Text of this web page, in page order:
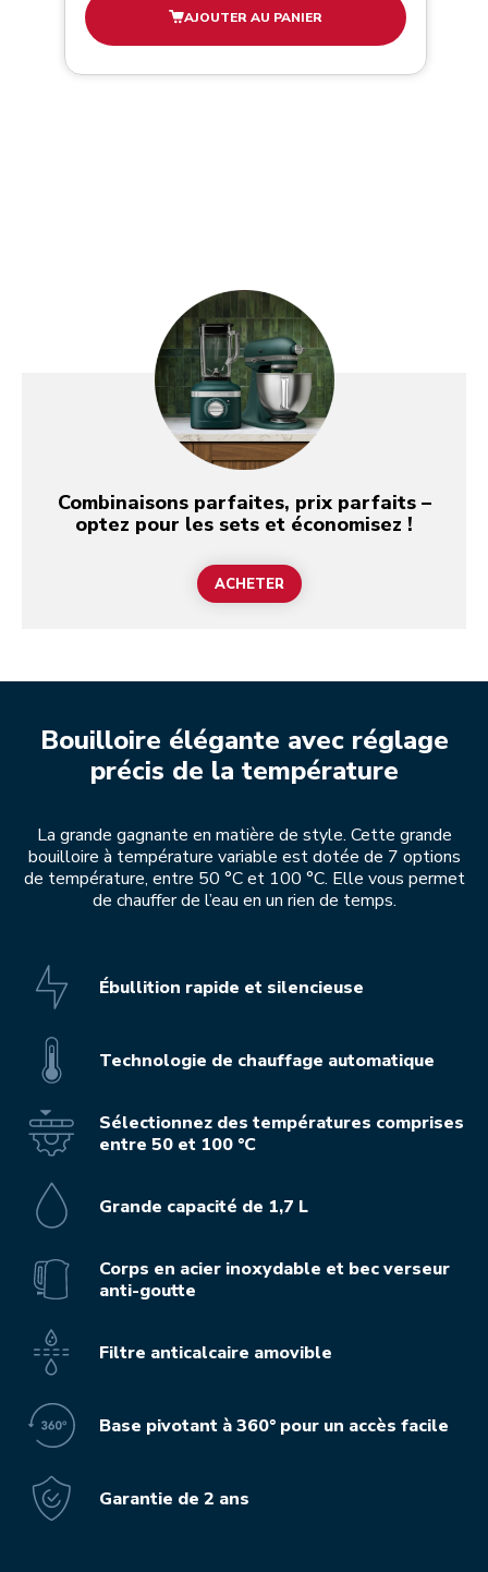
AJOUTER AU PANIER
Combinaisons parfaites, prix parfaits –
optez pour les sets et économisez !
ACHETER
Bouilloire élégante avec réglage
précis de la température
La grande gagnante en matière de style. Cette grande
bouilloire à température variable est dotée de 7 options
de température, entre 50 °C et 100 °C. Elle vous permet
de chauffer de l’eau en un rien de temps.
Ébullition rapide et silencieuse
Technologie de chauffage automatique
Sélectionnez des températures comprises
entre 50 et 100 °C
Grande capacité de 1,7 L
Corps en acier inoxydable et bec verseur
anti-goutte
Filtre anticalcaire amovible
Base pivotant à 360° pour un accès facile
Garantie de 2 ans